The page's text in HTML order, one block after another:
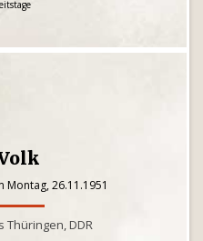
Montag, 26.11.1951
Thüringen, DDR